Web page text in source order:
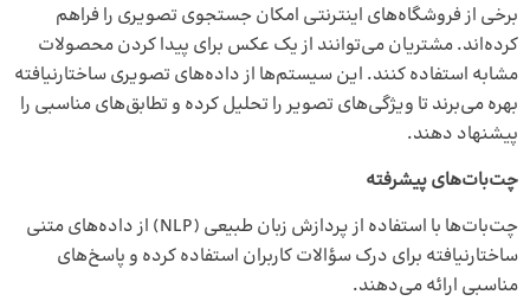
برخی از فروشگاه‌های اینترنتی امکان جستجوی تصویری را فراهم
کرده‌اند. مشتریان می‌توانند از یک عکس برای پیدا کردن محصولات
مشابه استفاده کنند. این سیستم‌ها از داده‌های تصویری ساختارنیافته
بهره می‌برند تا ویژگی‌های تصویر را تحلیل کرده و تطابق‌های مناسبی را
پیشنهاد دهند.
چت‌بات‌های پیشرفته
چت‌بات‌ها با استفاده از پردازش زبان طبیعی (NLP) از داده‌های متنی
ساختارنیافته برای درک سؤالات کاربران استفاده کرده و پاسخ‌های
مناسبی ارائه می‌دهند.